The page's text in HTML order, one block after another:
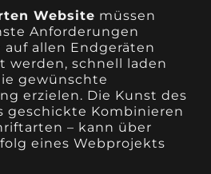
Website müssen
Anforderungen
auf allen Endgeräten
werden, schnell laden
gewünschte
erzielen. Die Kunst des
geschickte Kombinieren
– kann über
eines Webprojekts